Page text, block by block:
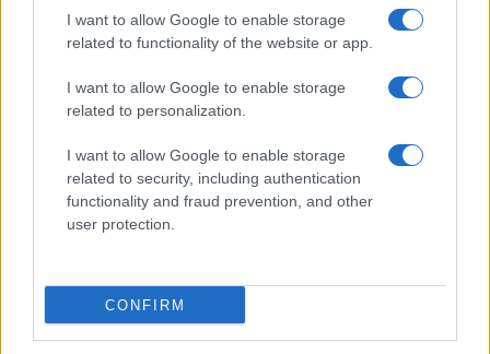
I want to allow Google to enable storage
related to functionality of the website or app.
I want to allow Google to enable storage
related to personalization.
I want to allow Google to enable storage
related to security, including authentication
functionality and fraud prevention, and other
user protection.
CONFIRM
Pianificare vacanze con AI: workflow, prompt, mappe
e privacy
NERD NEWS